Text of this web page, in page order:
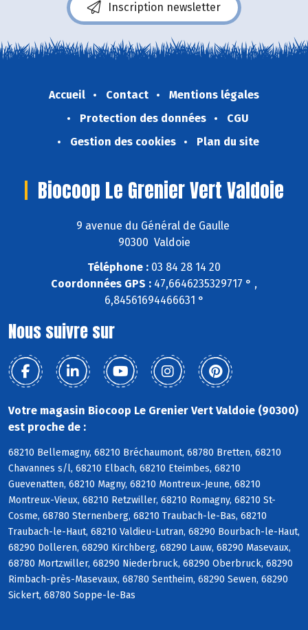
Inscription newsletter
Accueil Contact
Mentions légales
Protection des données
CGU
Gestion des cookies
Plan du site
Biocoop Le Grenier Vert Valdoie
9 avenue du Général de Gaulle
90300 Valdoie
Téléphone : 03 84 28 14 20
Coordonnées GPS : 47,6646235329717 ° ,
6,84561694466631 °
Nous suivre sur
Votre magasin Biocoop Le Grenier Vert Valdoie (90300)
est proche de :
68210 Bellemagny, 68210 Bréchaumont, 68780 Bretten, 68210
Chavannes s/l, 68210 Elbach, 68210 Eteimbes, 68210
Guevenatten, 68210 Magny, 68210 Montreux-Jeune, 68210
Montreux-Vieux, 68210 Retzwiller, 68210 Romagny, 68210 St-
Cosme, 68780 Sternenberg, 68210 Traubach-le-Bas, 68210
Traubach-le-Haut, 68210 Valdieu-Lutran, 68290 Bourbach-le-Haut,
68290 Dolleren, 68290 Kirchberg, 68290 Lauw, 68290 Masevaux,
68780 Mortzwiller, 68290 Niederbruck, 68290 Oberbruck, 68290
Rimbach-près-Masevaux, 68780 Sentheim, 68290 Sewen, 68290
Sickert, 68780 Soppe-le-Bas